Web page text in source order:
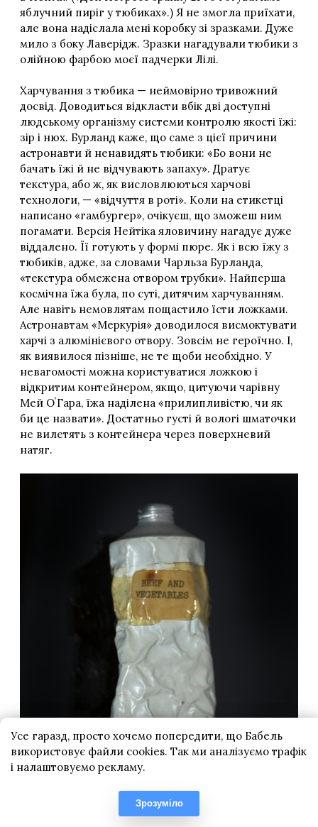
Усе гаразд, просто хочемо попередити, що Бабель
використовує файли cookies. Так ми аналізуємо трафік
і налаштовуємо рекламу.
Зрозуміло